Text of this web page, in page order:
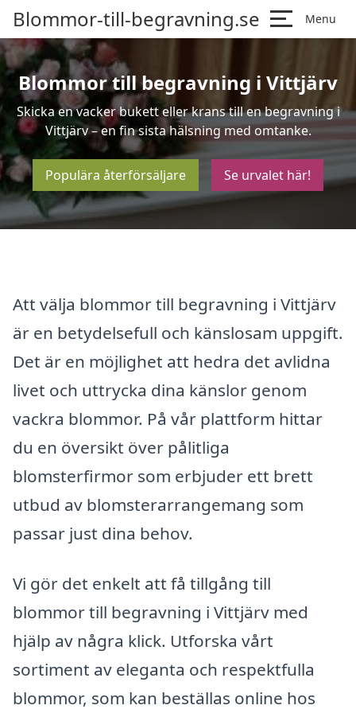
Blommor-till-begravning.se Menu
Blommor till begravning i Vittjärv
Skicka en vacker bukett eller krans till en begravning i
Vittjärv – en fin sista hälsning med omtanke.
Populära återförsäljare Se urvalet här!
Att välja blommor till begravning i Vittjärv
är en betydelsefull och känslosam uppgift.
Det är en möjlighet att hedra det avlidna
livet och uttrycka dina känslor genom
vackra blommor. På vår plattform hittar
du en översikt över pålitliga
blomsterfirmor som erbjuder ett brett
utbud av blomsterarrangemang som
passar just dina behov.
Vi gör det enkelt att få tillgång till
blommor till begravning i Vittjärv med
hjälp av några klick. Utforska vårt
sortiment av eleganta och respektfulla
blommor, som kan beställas online hos